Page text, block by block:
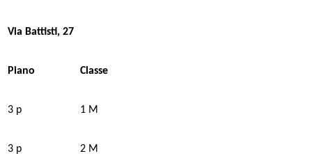
Via Battisti, 27
Piano Classe
3 p 1 M
3 p 2 M